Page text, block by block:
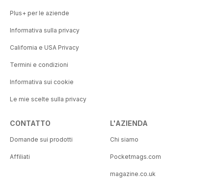
Plus+ per le aziende
Informativa sulla privacy
California e USA Privacy
Termini e condizioni
Informativa sui cookie
Le mie scelte sulla privacy
CONTATTO
Domande sui prodotti
Affiliati
L'AZIENDA
Chi siamo
Pocketmags.com
magazine.co.uk